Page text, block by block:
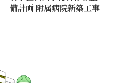
備計画 附属病院新築工事